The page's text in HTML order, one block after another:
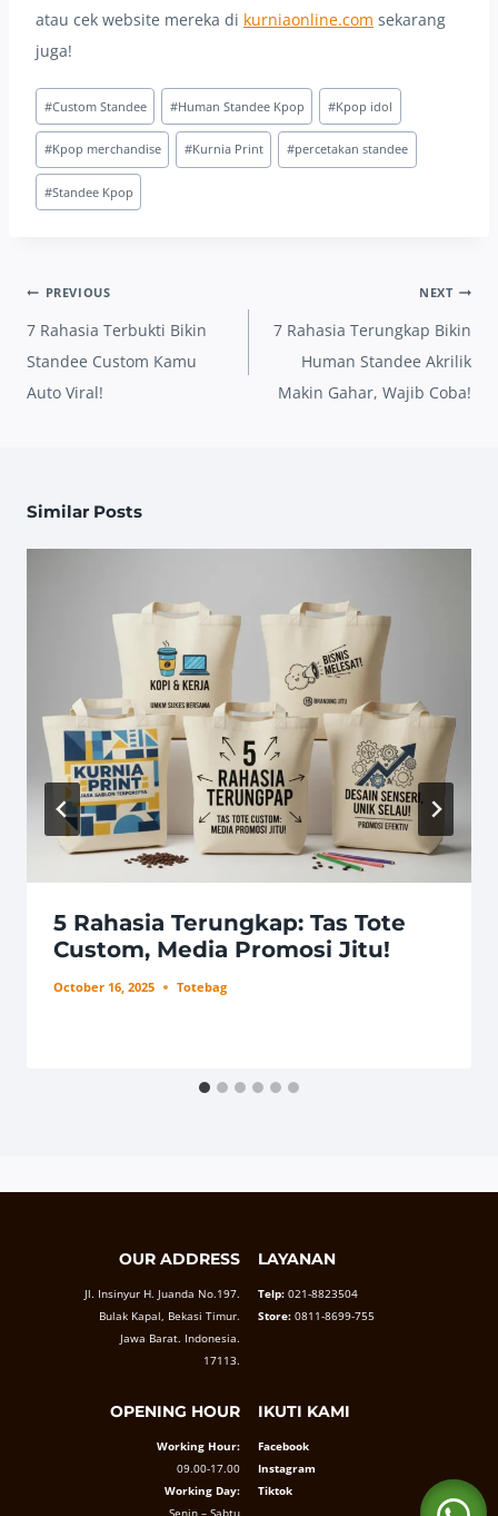
atau cek website mereka di kurniaonline.com sekarang
juga!
Post
Tags:
#Custom Standee #Human Standee Kpop #Kpop idol
#Kpop merchandise #Kurnia Print #percetakan standee
#Standee Kpop
PostPREVIOUS
7 Rahasia Terbukti Bikin
Standee Custom Kamu
Auto Viral!
NEXT
7 Rahasia Terungkap Bikin
Human Standee Akrilik
Makin Gahar, Wajib Coba!
Similar Posts
5 Rahasia Terungkap: Tas Tote
Custom, Media Promosi Jitu!
October 16, 2025 Totebag
OUR ADDRESS
Jl. Insinyur H. Juanda No.197.
Bulak Kapal, Bekasi Timur.
Jawa Barat. Indonesia.
17113.
LAYANAN
Telp: 021-8823504
Store: 0811-8699-755
OPENING HOUR
Working Hour:
09.00-17.00
Working Day:
IKUTI KAMI
Facebook
Instagram
Tiktok